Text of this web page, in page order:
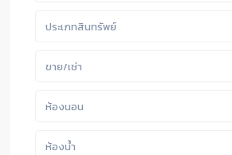
ประเภทสินทรัพย์
ขาย/เช่า
ห้องนอน
ห้องน้ำ